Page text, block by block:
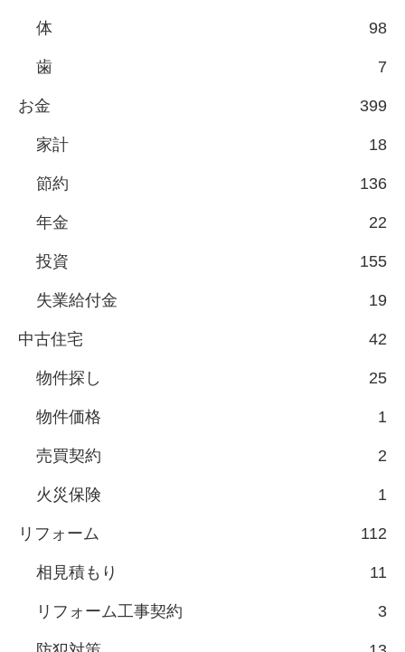
体 98
歯 7
お金 399
家計 18
節約 136
年金 22
投資 155
失業給付金 19
中古住宅 42
物件探し 25
物件価格 1
売買契約 2
火災保険 1
リフォーム 112
相見積もり 11
リフォーム工事契約 3